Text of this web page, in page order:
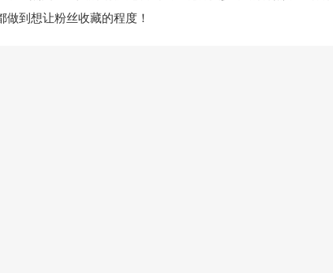
到想让粉丝收藏的程度！